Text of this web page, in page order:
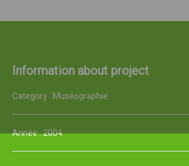
Information about project
Category : Muséographie
Année :2004